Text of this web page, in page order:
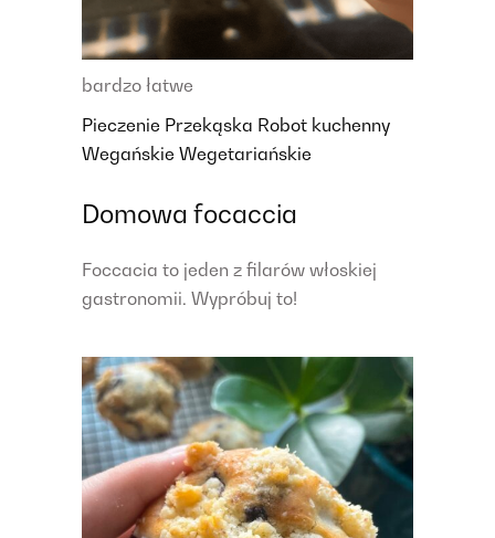
bardzo łatwe
Pieczenie Przekąska Robot kuchenny
Wegańskie Wegetariańskie
Domowa focaccia
Foccacia to jeden z filarów włoskiej
gastronomii. Wypróbuj to!